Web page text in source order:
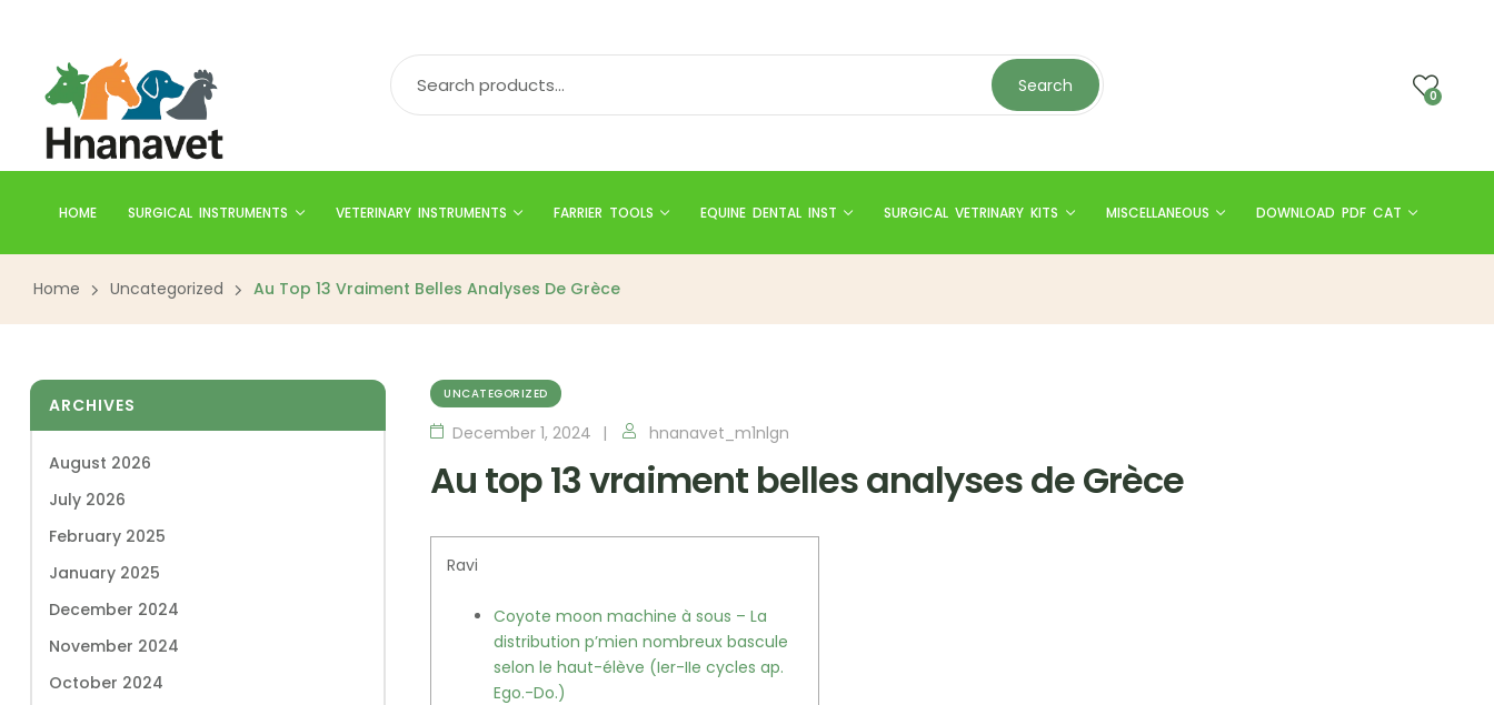
Search 0
HOME SURGICAL INSTRUMENTS VETERINARY INSTRUMENTS FARRIER TOOLS EQUINE DENTAL INST SURGICAL VETRINARY KITS MISCELLANEOUS DOWNLOAD PDF CAT
Home Uncategorized Au Top 13 Vraiment Belles Analyses De Grèce
UNCATEGORIZED
December 1, 2024 hnanavet_m1nlgn
Au top 13 vraiment belles analyses de Grèce
Ravi
Coyote moon machine à sous – La
distribution p’mien nombreux bascule
selon le haut-élève (Ier-IIe cycles ap.
Ego.-Do.)
ARCHIVES
August 2026
July 2026
February 2025
January 2025
December 2024
November 2024
October 2024